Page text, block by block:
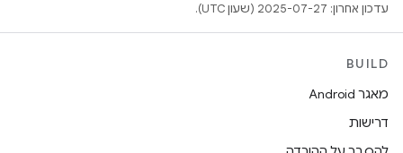
עדכון אחרון: 2025-07-27 (שעון UTC).
BUILD
מאגר Android
דרישות